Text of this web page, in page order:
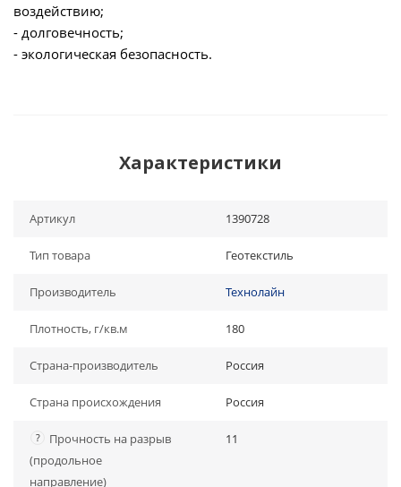
воздействию;
- долговечность;
- экологическая безопасность.
Характеристики
Артикул 1390728
Тип товара Геотекстиль
Производитель Технолайн
Плотность, г/кв.м 180
Страна-производитель Россия
Страна происхождения Россия
?
Прочность на разрыв
(продольное
направление)
11